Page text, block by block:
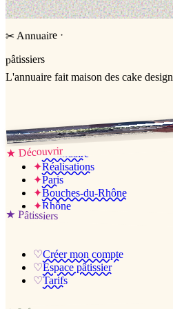
✂ Annuaire ·
pâtissiers
L'annuaire fait maison des cake
Jessica & Jérémy ♡
★Découvrir
✦L’annuaire
✦Réalisations
✦Paris
✦Bouches-du-Rhône
✦Rhône
★ Pâtissiers
♡Créer mon compte
♡Espace pâtissier
♡Tarifs